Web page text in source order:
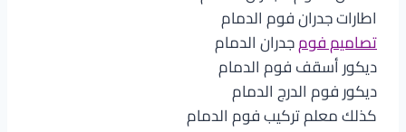
اطارات جدران فوم الدمام
تصاميم فومجدران الدمام
ديكور أسقف فوم الدمام
ديكور فوم الدرج الدمام
كذلك معلم تركيب فوم الدمام